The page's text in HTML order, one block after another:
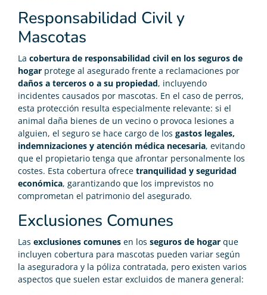
Responsabilidad Civil y
Mascotas
La cobertura de responsabilidad civil en los seguros de
hogar protege al asegurado frente a reclamaciones por
daños a terceros o a su propiedad, incluyendo
incidentes causados por mascotas. En el caso de perros,
esta protección resulta especialmente relevante: si el
animal daña bienes de un vecino o provoca lesiones a
alguien, el seguro se hace cargo de los gastos legales,
indemnizaciones y atención médica necesaria, evitando
que el propietario tenga que afrontar personalmente los
costes. Esta cobertura ofrece tranquilidad y seguridad
económica, garantizando que los imprevistos no
comprometan el patrimonio del asegurado.
Exclusiones Comunes
Las exclusiones comunes en los seguros de hogar que
incluyen cobertura para mascotas pueden variar según
la aseguradora y la póliza contratada, pero existen varios
aspectos que suelen estar excluidos de manera general: